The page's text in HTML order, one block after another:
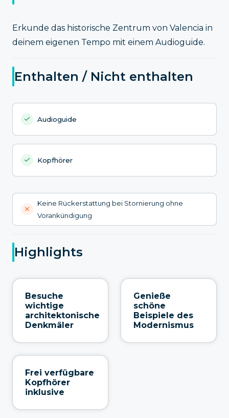
Erkunde das historische Zentrum von Valencia in
deinem eigenen Tempo mit einem Audioguide.
Enthalten / Nicht enthalten
Audioguide
Kopfhörer
Keine Rückerstattung bei Stornierung ohne
Vorankündigung
Highlights
Besuche
wichtige
architektonische
Denkmäler
Genieße
schöne
Beispiele des
Modernismus
Frei verfügbare
Kopfhörer
inklusive